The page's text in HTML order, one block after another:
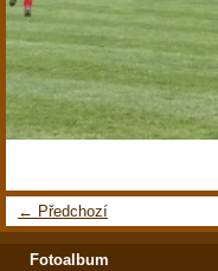
← Předchozí
Fotoalbum